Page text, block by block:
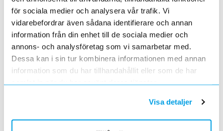
för sociala medier och analysera vår trafik. Vi
vidarebefordrar även sådana identifierare och annan
information från din enhet till de sociala medier och
annons- och analysföretag som vi samarbetar med.
Dessa kan i sin tur kombinera informationen med annan
information som du har tillhandahållit eller som de har
samlat in när du har använt deras tjänster.
Visa detaljer
M Lägg i kundvagn
ACEFLEX COM PURE 5G16+2X2X1
ArtNr 0004480
Varumärke PRYSMIAN
Halogenfri, flexibel hybridkabel för både
kraftmatning och styrfunktion. Lämplig för
elbilsladd. Styrparet är individuellt tvinnat och
skärmat med aluminiumband samt tvinnad
M Lägg i kundvagn
ACEFLEX COM PURE 5G16+2X2X1
ArtNr
0004485
M Lägg i kundvagn